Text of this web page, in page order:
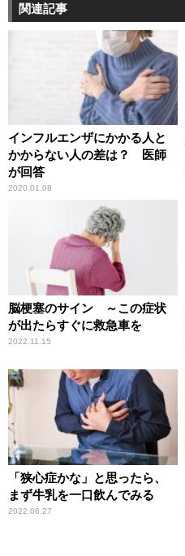
関連記事
インフルエンザにかかる人と
かからない人の差は？ 医師
が回答
2020.01.08
脳梗塞のサイン ～この症状
が出たらすぐに救急車を
2022.11.15
「狭心症かな」と思ったら、
まず牛乳を一口飲んでみる
2022.06.27